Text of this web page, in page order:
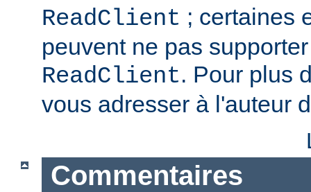
ReadClient ; certaines
peuvent ne pas
ReadClient. Pour plus
vous adresser à l'auteur
Commentaires